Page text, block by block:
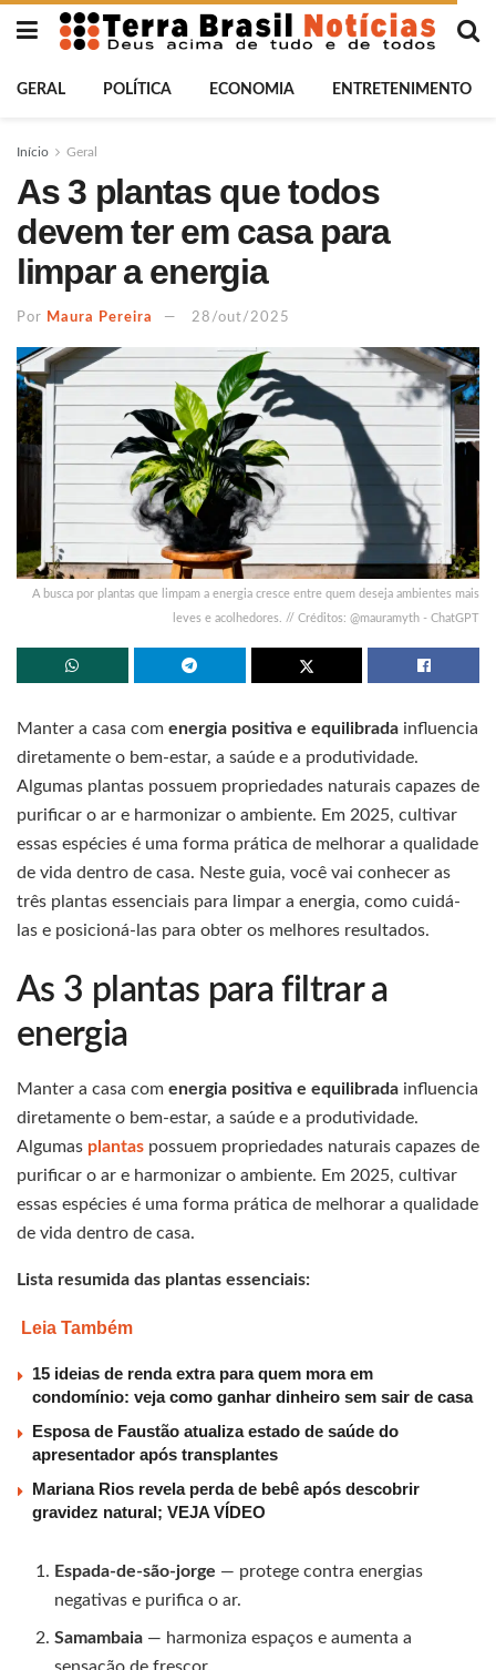
GERAL POLÍTICA ECONOMIA ENTRETENIMENTO
Início Geral
As 3 plantas que todos
devem ter em casa para
limpar a energia
Por Maura Pereira 28/out/2025
A busca por plantas que limpam a energia cresce entre quem deseja ambientes mais
leves e acolhedores. // Créditos: @mauramyth - ChatGPT
Manter a casa com energia positiva e equilibrada influencia
diretamente o bem-estar, a saúde e a produtividade.
Algumas plantas possuem propriedades naturais capazes de
purificar o ar e harmonizar o ambiente. Em 2025, cultivar
essas espécies é uma forma prática de melhorar a qualidade
de vida dentro de casa. Neste guia, você vai conhecer as
três plantas essenciais para limpar a energia, como cuidá-
las e posicioná-las para obter os melhores resultados.
As 3 plantas para filtrar a
energia
Manter a casa com energia positiva e equilibrada influencia
diretamente o bem-estar, a saúde e a produtividade.
Algumas plantas possuem propriedades naturais capazes de
purificar o ar e harmonizar o ambiente. Em 2025, cultivar
essas espécies é uma forma prática de melhorar a qualidade
de vida dentro de casa.
Lista resumida das plantas essenciais:
Leia Também
15 ideias de renda extra para quem mora em
condomínio: veja como ganhar dinheiro sem sair de casa
Esposa de Faustão atualiza estado de saúde do
apresentador após transplantes
Mariana Rios revela perda de bebê após descobrir
gravidez natural; VEJA VÍDEO
Espada-de-são-jorge — protege contra energias
negativas e purifica o ar.
Samambaia — harmoniza espaços e aumenta a